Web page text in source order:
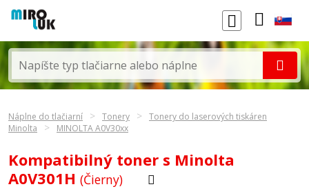
Náplne do tlačiarní Tonery
Tonery do laserových tiskáren
Minolta
MINOLTA A0V30xx
Kompatibilný toner s Minolta
A0V301H (Čierny)